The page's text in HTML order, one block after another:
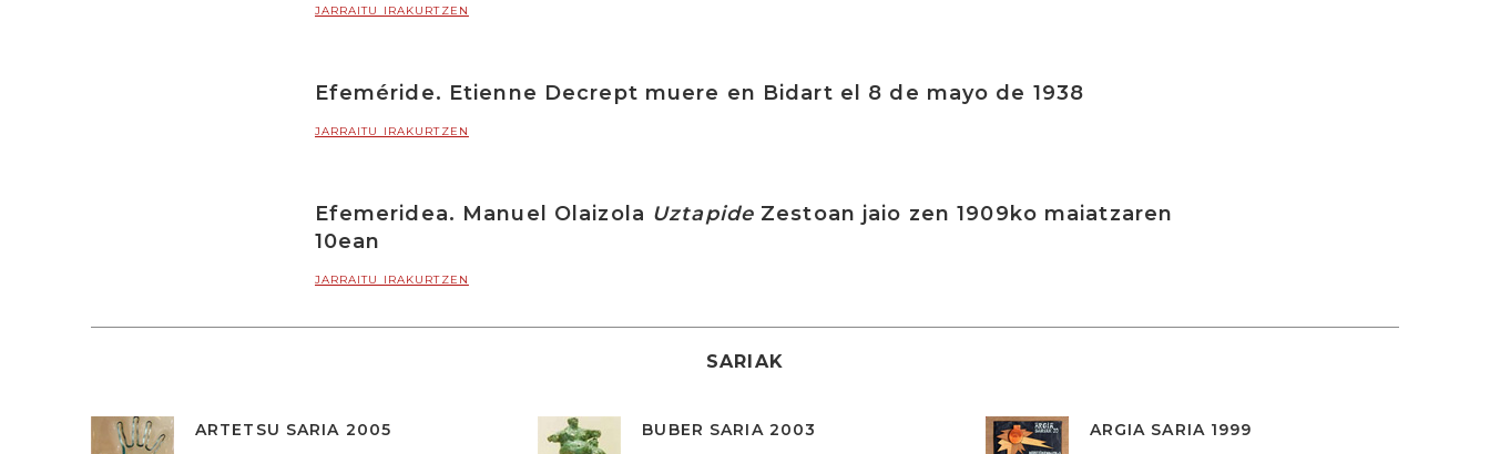
JARRAITU IRAKURTZEN
Efeméride. Etienne Decrept muere en Bidart el 8 de mayo de 1938
JARRAITU IRAKURTZEN
Efemeridea. Manuel Olaizola Uztapide Zestoan jaio zen 1909ko maiatzaren
10ean
JARRAITU IRAKURTZEN
SARIAK
ARTETSU SARIA 2005 BUBER SARIA 2003 ARGIA SARIA 1999